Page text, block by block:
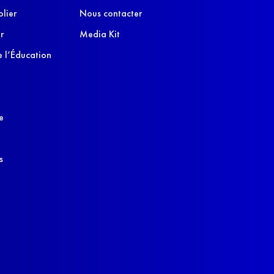
l’Éducation
Nous contacter
Media Kit